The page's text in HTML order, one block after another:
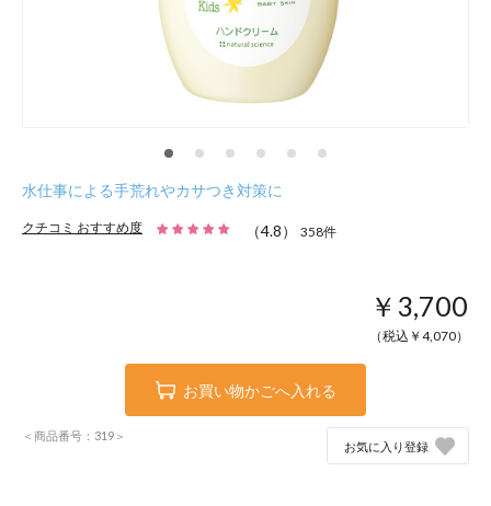
水仕事による手荒れやカサつき対策に
クチコミ おすすめ度 （4.8） 358件
￥3,700
（税込￥ 4,070）
お買い物かごへ入れる
＜商品番号：319＞
お気に入り登録